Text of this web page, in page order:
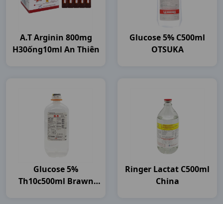
A.t Arginin 800mg
H30ống10ml An Thiên
Glucose 5% C500ml
OTSUKA
Glucose 5%
Th10c500ml Brawn
Ringer Lactat C500ml
China